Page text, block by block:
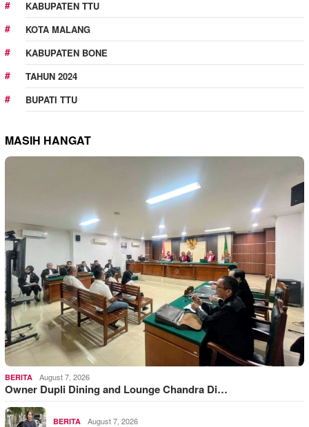
KABUPATEN TTU
KOTA MALANG
KABUPATEN BONE
TAHUN 2024
BUPATI TTU
MASIH HANGAT
BERITA August 7, 2026
Owner Dupli Dining and Lounge Chandra Di…
BERITA August 7, 2026